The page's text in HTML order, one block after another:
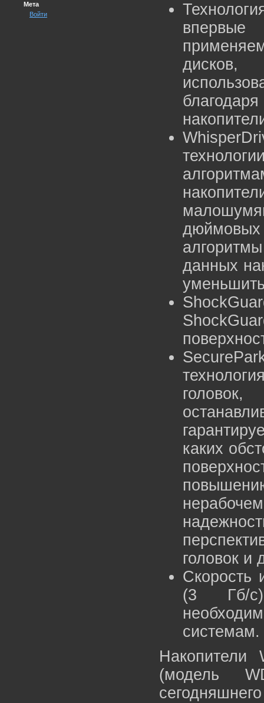
Мета
Войти
впервые
дисков,
данных
головок,
каких
головок и
Скорость
(3 Гб/с)
системам.
(модель